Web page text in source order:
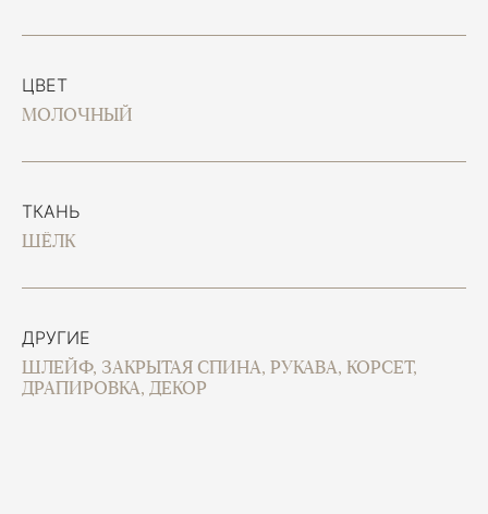
ЦВЕТ
МОЛОЧНЫЙ
ТКАНЬ
ШЁЛК
ДРУГИЕ
ШЛЕЙФ, ЗАКРЫТАЯ СПИНА, РУКАВА, КОРСЕТ,
ДРАПИРОВКА, ДЕКОР